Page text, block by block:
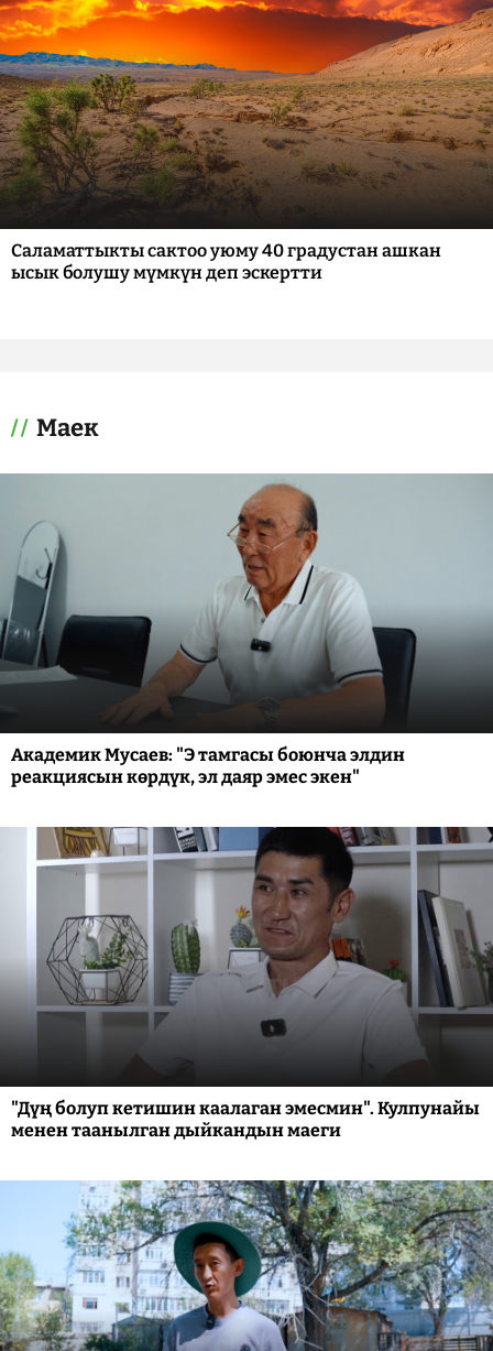
Саламаттыкты сактоо уюму 40 градустан ашкан
ысык болушу мүмкүн деп эскертти
Маек
Академик Мусаев: "Э тамгасы боюнча элдин
реакциясын көрдүк, эл даяр эмес экен"
"Дүң болуп кетишин каалаган эмесмин". Кулпунайы
менен таанылган дыйкандын маеги